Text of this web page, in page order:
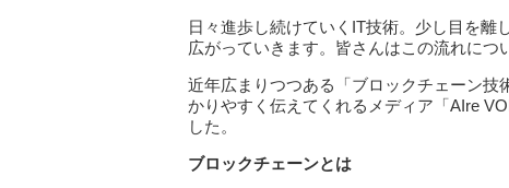
日々進歩し続けていくIT技術。少し目を離
広がっていきます。皆さんはこの流れにつ
近年広まりつつある「ブロックチェーン技
かりやすく伝えてくれるメディア「AIre
した。
ブロックチェーンとは